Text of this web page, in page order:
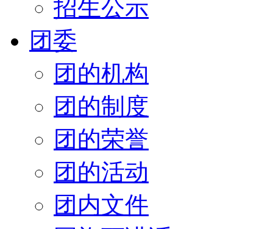
招生公示
团委
团的机构
团的制度
团的荣誉
团的活动
团内文件